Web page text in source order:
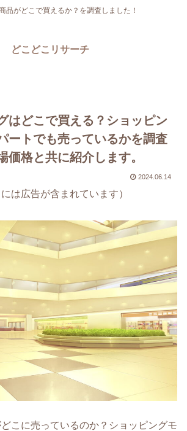
品がどこで買えるか？を調査しました！
どこどこリサーチ
はどこで買える？ショッピン
ートでも売っているかを調査
価格と共に紹介します。
2024.06.14
は広告が含まれています）
こに売っているのか？ショッピングモ